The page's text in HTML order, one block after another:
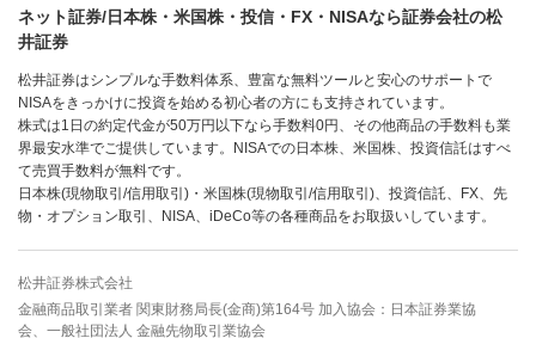
ネット証券/日本株・米国株・投信・FX・NISAなら証券会社の松
井証券
松井証券はシンプルな手数料体系、豊富な無料ツールと安心のサポートで
NISAをきっかけに投資を始める初心者の方にも支持されています。
株式は1日の約定代金が50万円以下なら手数料0円、その他商品の手数料も業
界最安水準でご提供しています。NISAでの日本株、米国株、投資信託はすべ
て売買手数料が無料です。
日本株(現物取引/信用取引)・米国株(現物取引/信用取引)、投資信託、FX、先
物・オプション取引、NISA、iDeCo等の各種商品をお取扱いしています。
松井証券株式会社
金融商品取引業者 関東財務局長(金商)第164号 加入協会：日本証券業協
会、一般社団法人 金融先物取引業協会